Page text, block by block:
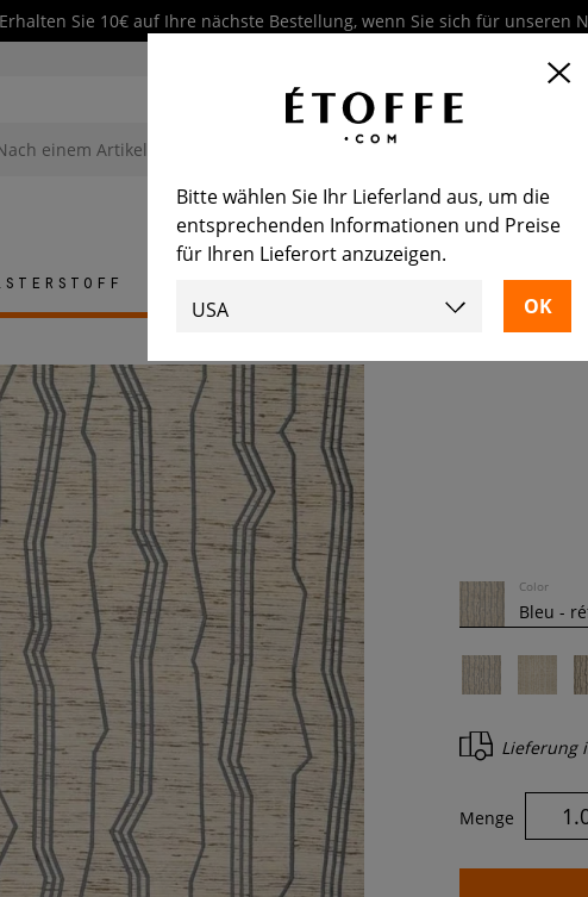
Erhalten Sie 10€ auf Ihre nächste Bestellung, wenn Sie sich für unseren
Möbel
Color
Lieferung
Menge
Bitte wählen Sie Ihr Lieferland aus, um die
entsprechenden Informationen und Preise
für Ihren Lieferort anzuzeigen.